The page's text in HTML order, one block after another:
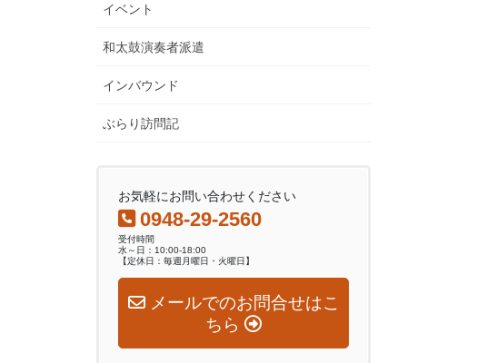
イベント
和太鼓演奏者派遣
インバウンド
ぶらり訪問記
お気軽にお問い合わせください
0948-29-2560
受付時間
水～日：10:00-18:00
【定休日：毎週月曜日・火曜日】
メールでのお問合せはこ
ちら